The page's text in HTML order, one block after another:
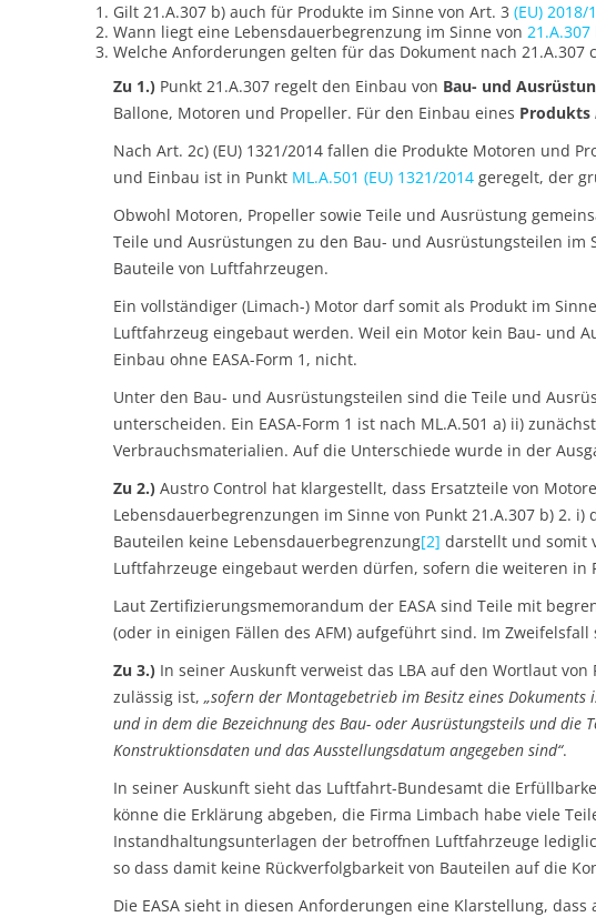
Gilt 21.A.307 b) auch für Produkte im Sinne von Art. 3 (EU) 2018/
Wann liegt eine Lebensdauerbegrenzung im Sinne von
Welche Anforderungen gelten für das Dokument nach
Zu 1.) Punkt 21.A.307 regelt den Einbau von Bau- und
Ballone, Motoren und Propeller. Für den Einbau eines Produkts
Nach Art. 2c) (EU) 1321/2014 fallen die Produkte Motoren und
und Einbau ist in Punkt ML.A.501 (EU) 1321/2014 geregelt, der
Obwohl Motoren, Propeller sowie Teile und Ausrüstung
Teile und Ausrüstungen zu den Bau- und Ausrüstungsteilen im
Bauteile von Luftfahrzeugen.
Ein vollständiger (Limach-) Motor darf somit als Produkt im
Luftfahrzeug eingebaut werden. Weil ein Motor kein Bau- und
Einbau ohne EASA-Form 1, nicht.
Unter den Bau- und Ausrüstungsteilen sind die Teile und
unterscheiden. Ein EASA-Form 1 ist nach ML.A.501 a) ii)
Verbrauchsmaterialien. Auf die Unterschiede wurde in der
Zu 2.) Austro Control hat klargestellt, dass Ersatzteile von
Lebensdauerbegrenzungen im Sinne von Punkt 21.A.307 b) 2.
Bauteilen keine Lebensdauerbegrenzung[2] darstellt und somit
Luftfahrzeuge eingebaut werden dürfen, sofern die weiteren in
Laut Zertifizierungsmemorandum der EASA sind Teile mit
(oder in einigen Fällen des AFM) aufgeführt sind. Im
Zu 3.) In seiner Auskunft verweist das LBA auf den Wortlaut
zulässig ist, „sofern der Montagebetrieb im Besitz eines
und in dem die Bezeichnung des Bau- oder Ausrüstungsteils und
Konstruktionsdaten und das Ausstellungsdatum angegeben sind“.
In seiner Auskunft sieht das Luftfahrt-Bundesamt die
könne die Erklärung abgeben, die Firma Limbach habe viele
Instandhaltungsunterlagen der betroffnen Luftfahrzeuge
so dass damit keine Rückverfolgbarkeit von Bauteilen auf die
Die EASA sieht in diesen Anforderungen eine Klarstellung,